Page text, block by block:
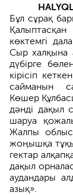
Бұл сұрақ
көктемгі
Сыр халқына
дүбірге
кірісіп
сайманын
Көшер
дәнді дақыл
шаруа
Жалпы
жоңышқа
гектар
дақыл
аудандары
азық».​